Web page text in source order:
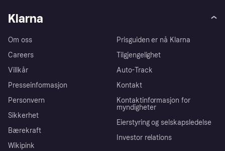
Klarna
Om oss
Careers
Villkår
Presseinformasjon
Personvern
Sikkerhet
Bærekraft
Wikipink
Prisguiden er nå Klarna
Tilgjengelighet
Auto-Track
Kontakt
Kontaktinformasjon for
myndigheter
Eierstyring og selskapsledelse
Investor relations